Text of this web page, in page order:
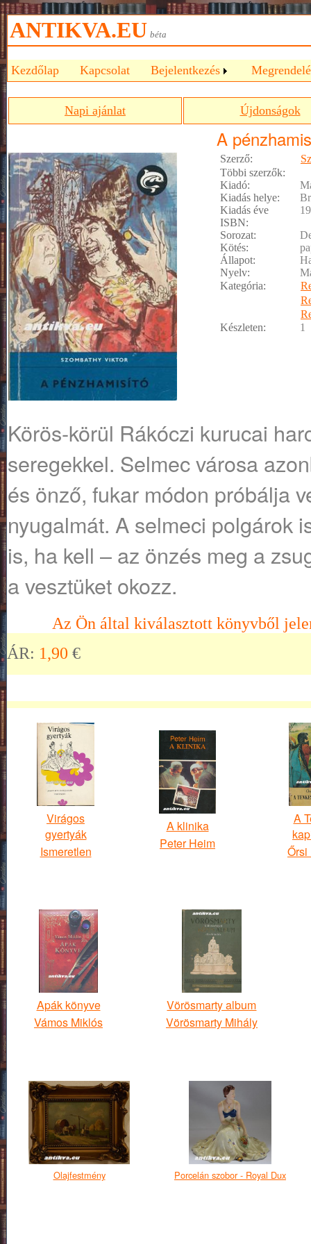
ANTIKVA.EU béta
Kezdőlap Kapcsolat Bejelentkezés
Napi ajánlat Újdonságok
A
Szerző:
Többi szerzők:
Kiadó:
Kiadás helye:
Kiadás éve
ISBN:
Sorozat:
Kötés:
Állapot:
Nyelv:
Kategória:
Készleten:
1
Körös-körül Rákóczi kurucai
seregekkel. Selmec városa
és önző, fukar módon próbálja
nyugalmát. A selmeci polgárok
is, ha kell – az önzés meg a
a vesztüket okozz.
Az Ön által kiválasztott könyvből
ÁR: 1,90 €
Virágos
gyertyák
Ismeretlen
A klinika
Peter Heim
A
Őrsi
Apák könyve
Vámos Miklós
Vörösmarty album
Vörösmarty Mihály
Olajfestmény Porcelán szobor - Royal Dux